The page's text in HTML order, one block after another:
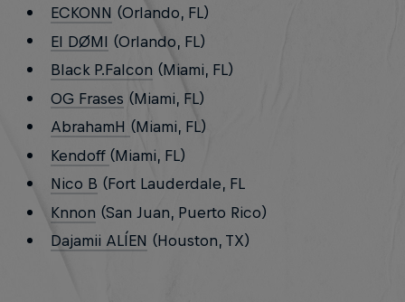
ECKONN (Orlando, FL)
El DØMI (Orlando, FL)
Black P.Falcon (Miami, FL)
OG Frases (Miami, FL)
AbrahamH (Miami, FL)
Kendoff (Miami, FL)
Nico B (Fort Lauderdale, FL
Knnon (San Juan, Puerto Rico)
Dajamii ALÍEN (Houston, TX)